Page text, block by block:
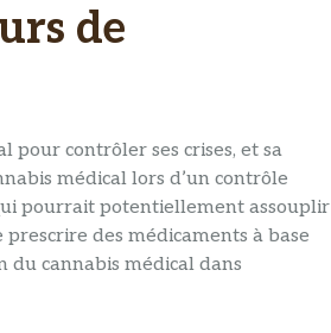
de
pour contrôler ses crises, et sa
médical lors d’un contrôle
pourrait potentiellement assouplir
des médicaments à base
du cannabis médical dans